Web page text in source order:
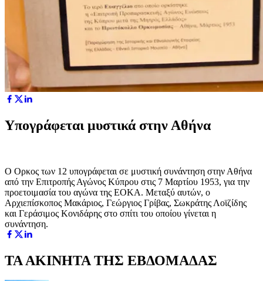
Υπογράφεται μυστικά στην Αθήνα
Ο Ορκος των 12 υπογράφεται σε μυστική συνάντηση στην Αθήνα
από την Επιτροπής Αγώνος Κύπρου στις 7 Μαρτίου 1953, για την
προετοιμασία του αγώνα της ΕΟΚΑ. Μεταξύ αυτών, ο
Αρχιεπίσκοπος Μακάριος, Γεώργιος Γρίβας, Σωκράτης Λοϊζίδης
και Γεράσιμος Κονιδάρης στο σπίτι του οποίου γίνεται η
συνάντηση.
ΤΑ ΑΚΙΝΗΤΑ ΤΗΣ ΕΒΔΟΜΑΔΑΣ